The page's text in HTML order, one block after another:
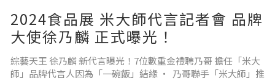
2024食品展 米大師代言記者會 品牌
大使徐乃麟 正式曝光！
綜藝天王 徐乃麟 新代言曝光！7位數重金禮聘乃哥 擔任「米大
師」品牌代言人因為「一碗飯」結緣 ‧ 乃哥聯手「米大師」推